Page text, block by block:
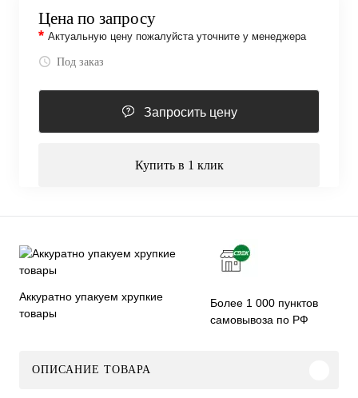
Цена по запросу
* Актуальную цену пожалуйста уточните у менеджера
Под заказ
Запросить цену
Купить в 1 клик
Аккуратно упакуем хрупкие
товары
Более 1 000 пунктов
самовывоза по РФ
ОПИСАНИЕ ТОВАРА